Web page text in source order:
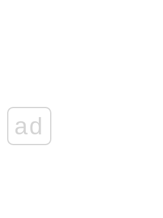
ad